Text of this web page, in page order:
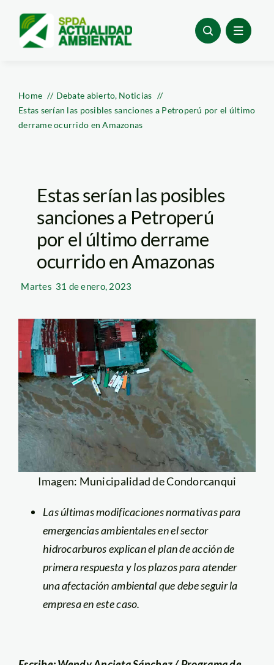
content
Home Debate abierto Noticias
Estas serían las posibles sanciones a Petroperú por el último
derrame ocurrido en Amazonas
Estas serían las posibles
sanciones a Petroperú
por el último derrame
ocurrido en Amazonas
Martes 31 de enero, 2023
Imagen: Municipalidad de Condorcanqui
Las últimas modificaciones normativas para
emergencias ambientales en el sector
hidrocarburos explican el plan de acción de
primera respuesta y los plazos para atender
una afectación ambiental que debe seguir la
empresa en este caso.